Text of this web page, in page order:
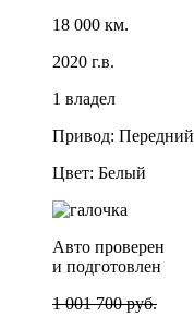
18 000 км.
2020 г.в.
1 владел
Привод: Передний
Цвет: Белый
Авто проверен
и подготовлен
1 001 700 руб.